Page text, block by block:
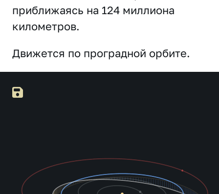
приближаясь на 124 миллиона
километров.
Движется по проградной орбите.